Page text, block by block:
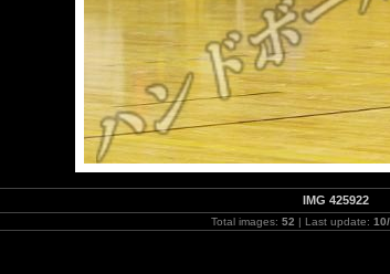
IMG 425922
Total images: 52 | Last update: